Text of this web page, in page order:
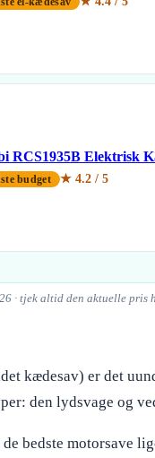
RCS1935B Elektrisk
budget ★ 4.2 / 5
· tjek altid den aktuelle pris
kædesav) er det
den lydsvage og
bedste motorsave